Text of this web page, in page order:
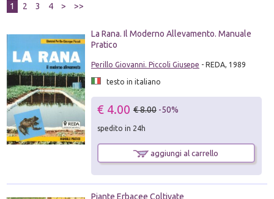
1 2 3 4 > >>
La Rana. Il Moderno Allevamento. Manuale
Pratico
Perillo Giovanni. Piccoli Giusepe - REDA, 1989
testo in italiano
€ 4.00 € 8.00 -50%
spedito in 24h
aggiungi al carrello
Piante Erbacee Coltivate